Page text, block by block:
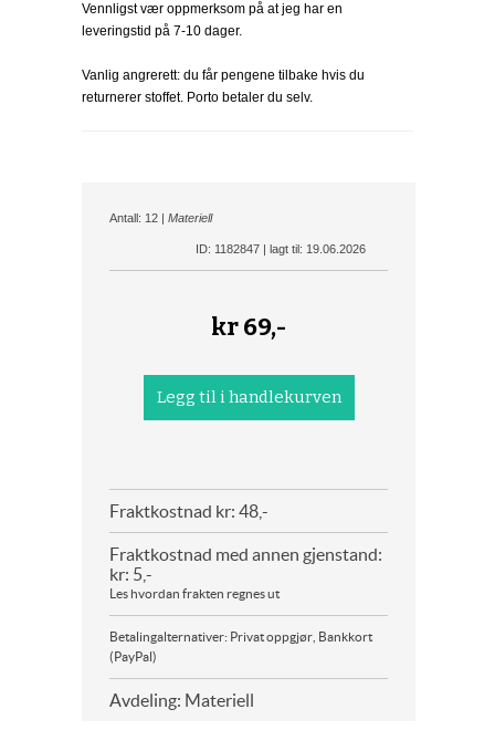
Vennligst vær oppmerksom på at jeg har en
leveringstid på 7-10 dager.
Vanlig angrerett: du får pengene tilbake hvis du
returnerer stoffet. Porto betaler du selv.
Antall: 12 | Materiell
ID: 1182847 | lagt til: 19.06.2026
kr69,-
Fraktkostnad kr: 48,-
Fraktkostnad med annen gjenstand:
kr: 5,-
Les hvordan frakten regnes ut
Betalingalternativer: Privat oppgjør, Bankkort
(PayPal)
Avdeling: Materiell